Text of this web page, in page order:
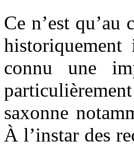
Ce n’est
connu une
saxonne
À l’instar des